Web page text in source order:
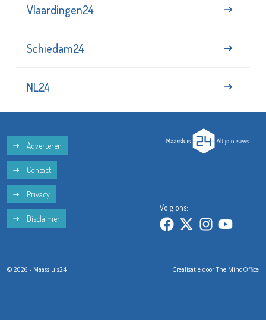
Vlaardingen24
Schiedam24
NL24
Adverteren
Contact
Privacy
Disclaimer
Volg ons:
© 2026 - Maassluis24 Crealisatie doorThe MindOffice